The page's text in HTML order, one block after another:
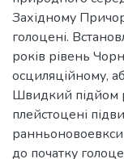
Західному
голоцені.
років рівень
осциляційному,
Швидкий підйом
плейстоцені
до початку